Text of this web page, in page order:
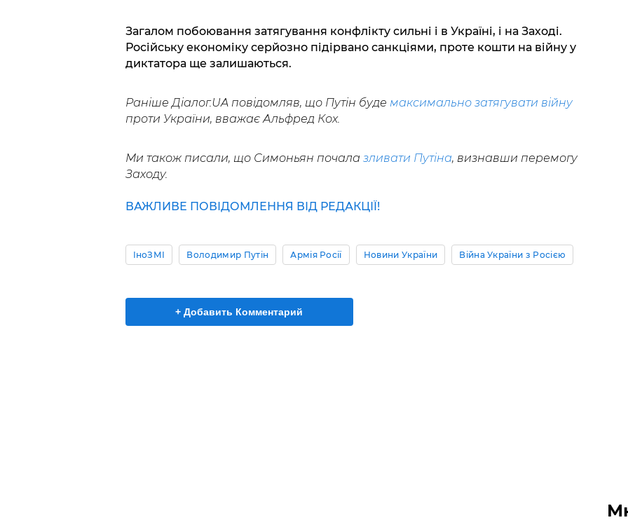
Загалом побоювання затягування конфлікту сильні і в Україні, і на Заході.
Російську економіку серйозно підірвано санкціями, проте кошти на війну у
диктатора ще залишаються.
Раніше Діалог.UA повідомляв, що Путін буде максимально затягувати війну
проти України, вважає Альфред Кох.
Ми також писали, що Симоньян почала зливати Путіна, визнавши перемогу
Заходу.
ВАЖЛИВЕ ПОВІДОМЛЕННЯ ВІД РЕДАКЦІЇ!
ІноЗМІ Володимир Путін Армія Росії Новини України Війна України з Росією
+ Добавить Комментарий